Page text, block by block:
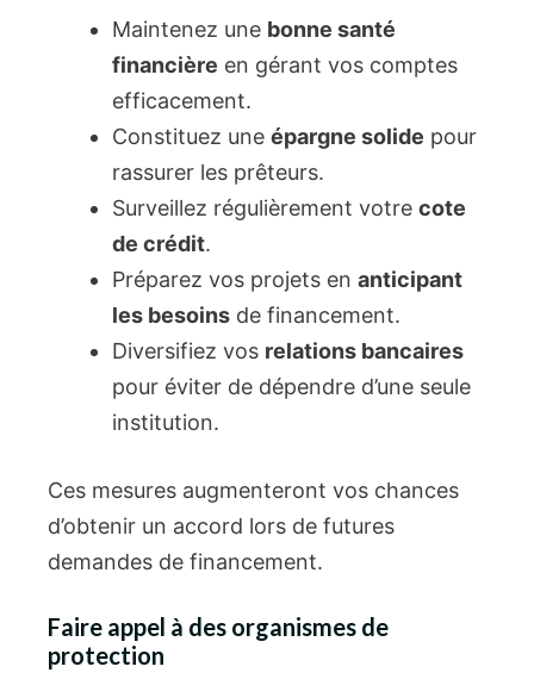
Maintenez une bonne santé
financière en gérant vos comptes
efficacement.
Constituez une épargne solide pour
rassurer les prêteurs.
Surveillez régulièrement votre cote
de crédit.
Préparez vos projets en anticipant
les besoins de financement.
Diversifiez vos relations bancaires
pour éviter de dépendre d’une seule
institution.
Ces mesures augmenteront vos chances
d’obtenir un accord lors de futures
demandes de financement.
Faire appel à des organismes de
protection